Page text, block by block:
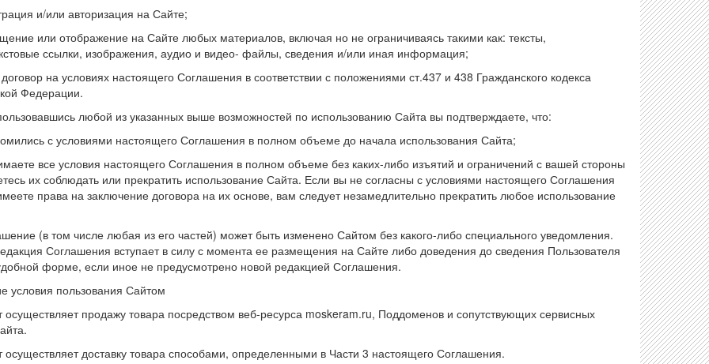
и/или авторизация на Сайте;
или отображение на Сайте любых материалов, включая но не ограничиваясь такими как: тексты,
ссылки, изображения, аудио и видео- файлы, сведения и/или иная информация;
на условиях настоящего Соглашения в соответствии с положениями ст.437 и 438 Гражданского кодекса
Федерации.
любой из указанных выше возможностей по использованию Сайта вы подтверждаете, что:
с условиями настоящего Соглашения в полном объеме до начала использования Сайта;
все условия настоящего Соглашения в полном объеме без каких-либо изъятий и ограничений с вашей стороны
их соблюдать или прекратить использование Сайта. Если вы не согласны с условиями настоящего Соглашения
права на заключение договора на их основе, вам следует незамедлительно прекратить любое использование
(в том числе любая из его частей) может быть изменено Сайтом без какого-либо специального уведомления.
Соглашения вступает в силу с момента ее размещения на Сайте либо доведения до сведения Пользователя
форме, если иное не предусмотрено новой редакцией Соглашения.
условия пользования Сайтом
осуществляет продажу товара посредством веб-ресурса moskeram.ru, Поддоменов и сопутствующих сервисных
осуществляет доставку товара способами, определенными в Части 3 настоящего Соглашения.